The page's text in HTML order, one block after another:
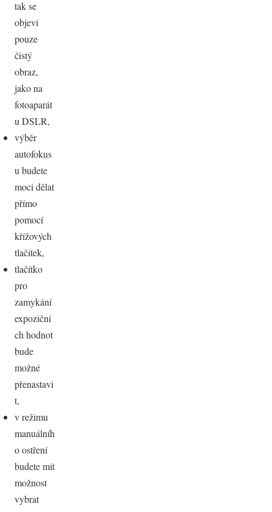
tak se
objeví
pouze
čistý
obraz,
jako na
fotoaparát
u DSLR,
výběr
autofokus
u budete
moci dělat
přímo
pomocí
křížových
tlačítek,
tlačítko
pro
zamykání
expoziční
ch hodnot
bude
možné
přenastavi
t,
v režimu
manuálníh
o ostření
budete mít
možnost
vybrat